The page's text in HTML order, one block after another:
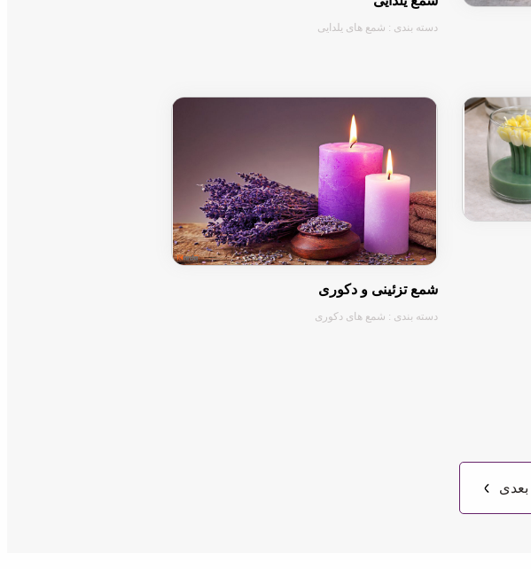
دسته بندی : شمع های یلدایی
شمع تزئینی و دکوری
دسته بندی : شمع های دکوری
بعدی